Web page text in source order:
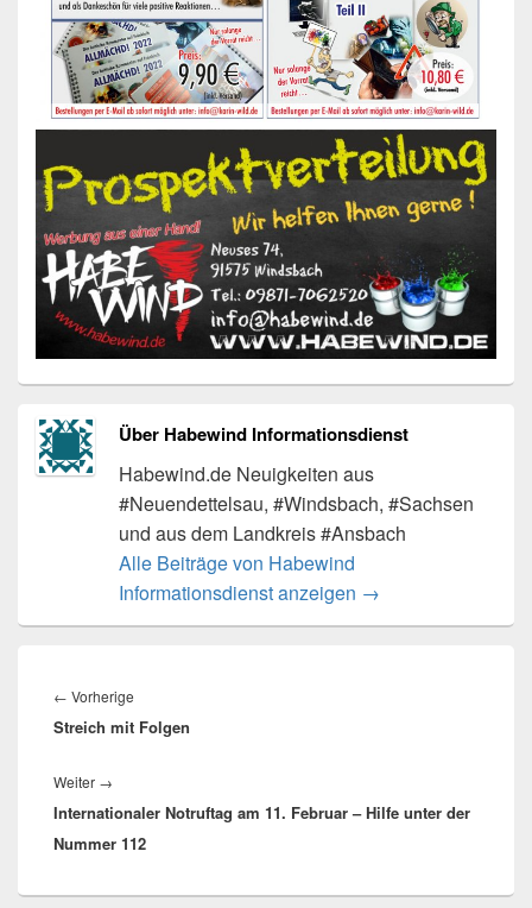
Über Habewind Informationsdienst
Habewind.de Neuigkeiten aus
#Neuendettelsau, #Windsbach, #Sachsen
und aus dem Landkreis #Ansbach
Alle Beiträge von Habewind
Informationsdienst anzeigen →
← Vorherige
Beitrag:
Streich mit Folgen
Weiter →
Beitrag:
Internationaler Notruftag am 11. Februar – Hilfe unter der
Nummer 112